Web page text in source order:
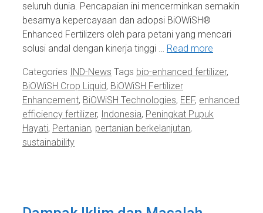
seluruh dunia. Pencapaian ini mencerminkan semakin
besarnya kepercayaan dan adopsi BiOWiSH®
Enhanced Fertilizers oleh para petani yang mencari
solusi andal dengan kinerja tinggi … Read more
Categories IND-News Tags bio-enhanced fertilizer,
BiOWiSH Crop Liquid, BiOWiSH Fertilizer
Enhancement, BiOWiSH Technologies, EEF, enhanced
efficiency fertilizer, Indonesia, Peningkat Pupuk
Hayati, Pertanian, pertanian berkelanjutan,
sustainability